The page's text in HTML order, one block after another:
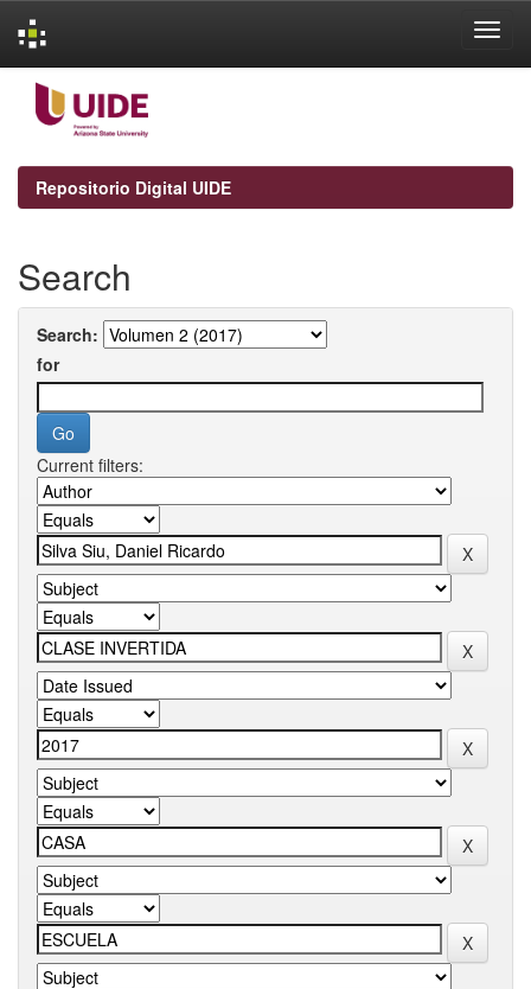
navigation
Repositorio Digital UIDE
Search
Search:
for
Current filters: